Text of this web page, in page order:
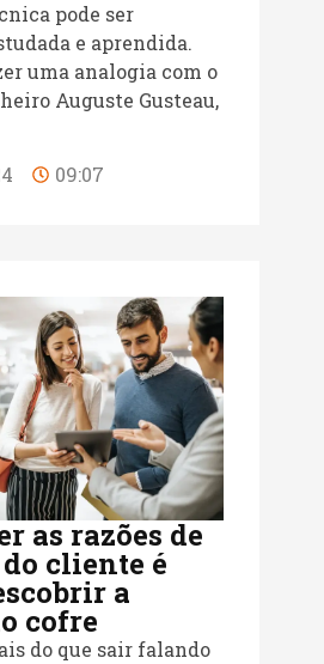
pode ser
e aprendida.
uma analogia com o
Auguste Gusteau,
09:07
as razões de
cliente é
a
cofre
do que sair falando